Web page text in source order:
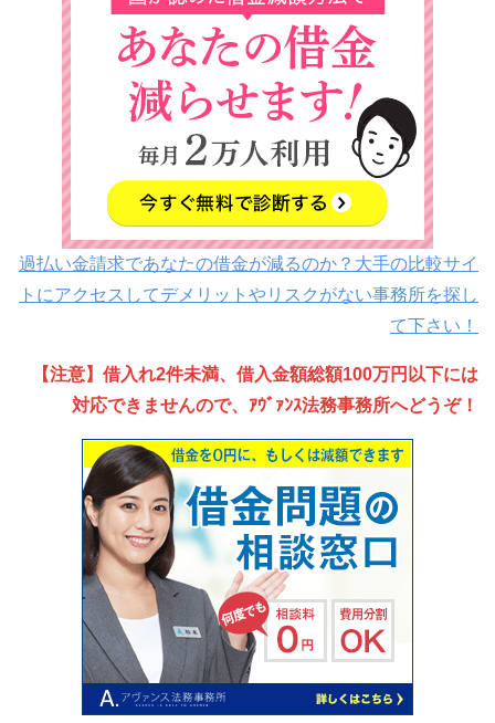
過払い金請求であなたの借金が減るのか？大手の比較サイ
トにアクセスしてデメリットやリスクがない事務所を探し
て下さい！
【注意】借入れ2件未満、借入金額総額100万円以下には
対応できませんので、ｱｳﾞｧﾝｽ法務事務所へどうぞ！